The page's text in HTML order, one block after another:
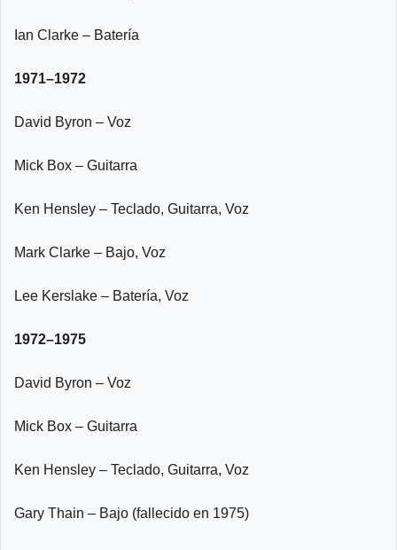
Ian Clarke – Batería
1971–1972
David Byron – Voz
Mick Box – Guitarra
Ken Hensley – Teclado, Guitarra, Voz
Mark Clarke – Bajo, Voz
Lee Kerslake – Batería, Voz
1972–1975
David Byron – Voz
Mick Box – Guitarra
Ken Hensley – Teclado, Guitarra, Voz
Gary Thain – Bajo (fallecido en 1975)